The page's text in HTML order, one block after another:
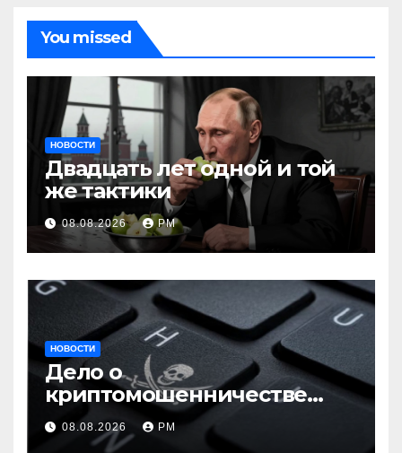
You missed
НОВОСТИ
Двадцать лет одной и той
же тактики
08.08.2026 РМ
НОВОСТИ
Дело о
криптомошенничестве
оборачивают в содействие
терроризму
08.08.2026 РМ